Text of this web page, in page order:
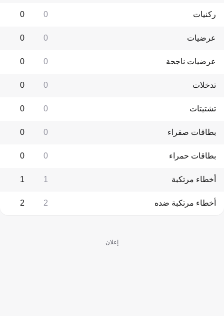
ركنيات 0
0
عرضيات 0
0
عرضيات ناجحة 0
0
تدخلات 0
0
تشتيتات 0
0
بطاقات صفراء 0
0
بطاقات حمراء 0
0
أخطاء مرتكبة 1
1
أخطاء مرتكبة ضده 2
2
إعلان